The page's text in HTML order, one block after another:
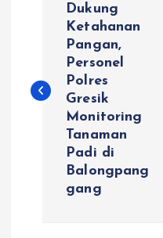
i
Dukung
Ketahanan
Pangan,
Personel
Polres
Gresik
Monitoring
Tanaman
Padi di
Balongpang
gang